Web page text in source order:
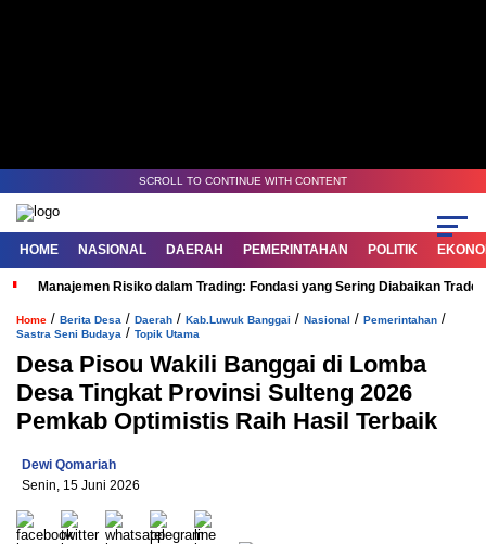
SCROLL TO CONTINUE WITH CONTENT
HOME NASIONAL DAERAH PEMERINTAHAN POLITIK
Manajemen Risiko dalam Trading: Fondasi yang Sering Diabaikan
Home / Berita Desa / Daerah / Kab.Luwuk Banggai / Nasional / Pemerintahan /
Sastra Seni Budaya / Topik Utama
Desa Pisou Wakili Banggai di Lomba
Desa Tingkat Provinsi Sulteng 2026
Pemkab Optimistis Raih Hasil Terbaik
Dewi Qomariah
Senin, 15 Juni 2026